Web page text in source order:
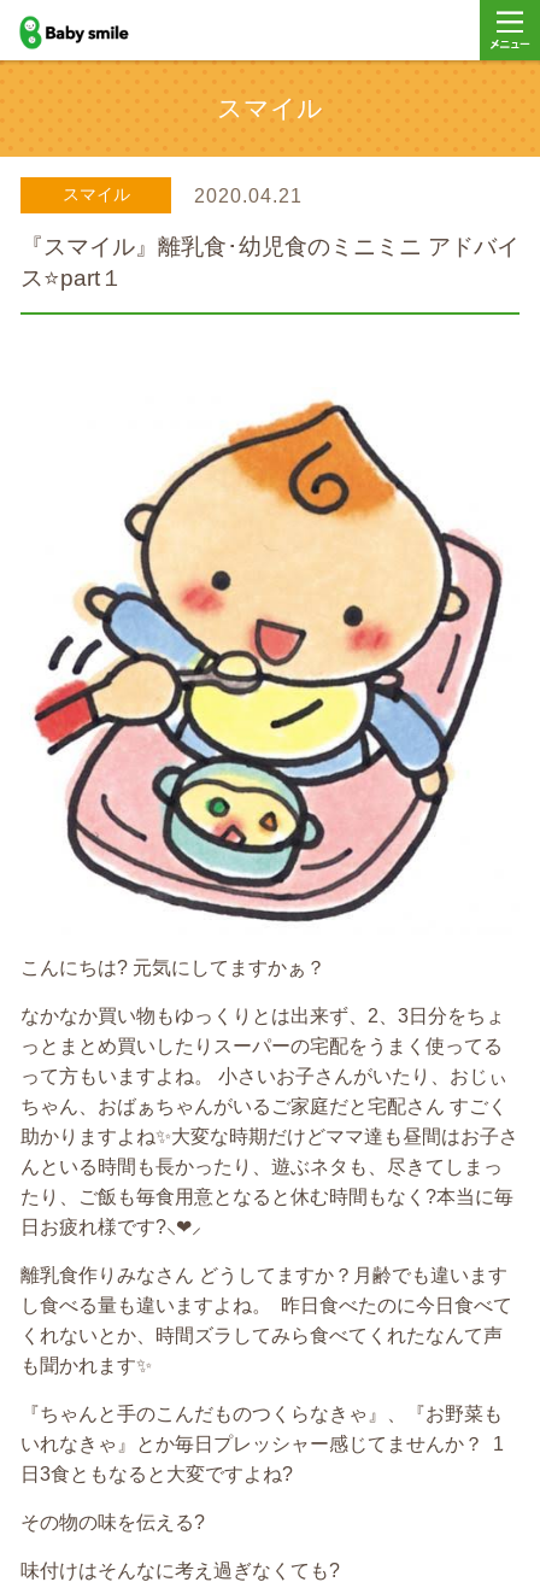
baby smile
スマイル
スマイル 2020.04.21
『スマイル』離乳食･幼児食のミニミニ アドバイ
ス⭐part１
こんにちは? 元気にしてますかぁ？
なかなか買い物もゆっくりとは出来ず、2、3日分をちょ
っとまとめ買いしたりスーパーの宅配をうまく使ってる
って方もいますよね。 小さいお子さんがいたり、おじぃ
ちゃん、おばぁちゃんがいるご家庭だと宅配さん すごく
助かりますよね✨大変な時期だけどママ達も昼間はお子さ
んといる時間も長かったり、遊ぶネタも、尽きてしまっ
たり、ご飯も毎食用意となると休む時間もなく?本当に毎
日お疲れ様です?‪⸜‪‪‪‪‪︎❤︎‪︎⸝‬‪‪
離乳食作りみなさん どうしてますか？月齢でも違います
し食べる量も違いますよね。 昨日食べたのに今日食べて
くれないとか、時間ズラしてみら食べてくれたなんて声
も聞かれます✨
『ちゃんと手のこんだものつくらなきゃ』、『お野菜も
いれなきゃ』とか毎日プレッシャー感じてませんか？ 1
日3食ともなると大変ですよね?
その物の味を伝える?
味付けはそんなに考え過ぎなくても?